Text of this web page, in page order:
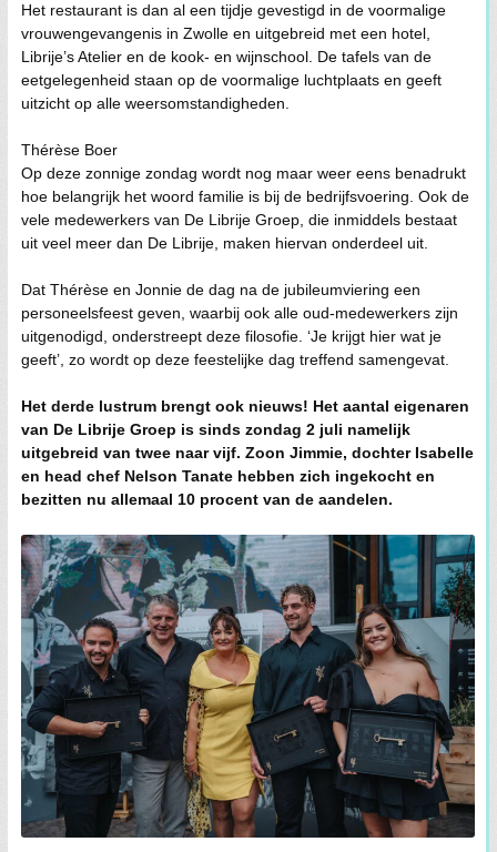
Het restaurant is dan al een tijdje gevestigd in de voormalige
vrouwengevangenis in Zwolle en uitgebreid met een hotel,
Librije’s Atelier en de kook- en wijnschool. De tafels van de
eetgelegenheid staan op de voormalige luchtplaats en geeft
uitzicht op alle weersomstandigheden.
Thérèse Boer
Op deze zonnige zondag wordt nog maar weer eens benadrukt
hoe belangrijk het woord familie is bij de bedrijfsvoering. Ook de
vele medewerkers van De Librije Groep, die inmiddels bestaat
uit veel meer dan De Librije, maken hiervan onderdeel uit.
Dat Thérèse en Jonnie de dag na de jubileumviering een
personeelsfeest geven, waarbij ook alle oud-medewerkers zijn
uitgenodigd, onderstreept deze filosofie. ‘Je krijgt hier wat je
geeft’, zo wordt op deze feestelijke dag treffend samengevat.
Het derde lustrum brengt ook nieuws! Het aantal eigenaren
van De Librije Groep is sinds zondag 2 juli namelijk
uitgebreid van twee naar vijf. Zoon Jimmie, dochter Isabelle
en head chef Nelson Tanate hebben zich ingekocht en
bezitten nu allemaal 10 procent van de aandelen.